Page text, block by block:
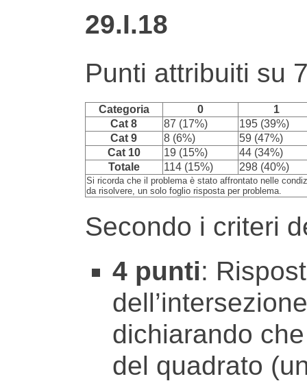
29.I.18
Punti attribuiti su
Categoria 0
1
Cat 8
87 (17%)
195 (39%)
Cat 9
8 (6%)
59 (47%)
Cat 10
19 (15%)
44 (34%)
Totale
114 (15%) 298 (40%)
Si ricorda che il problema è stato affrontato nelle
da risolvere, un solo foglio risposta per problema.
Secondo i criteri
4 punti:
dichiarando
del quadrato